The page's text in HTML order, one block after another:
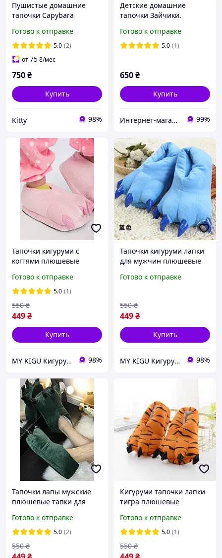
Пушистые домашние
тапочки Capybara
девушек, 35 размер
(10425)
Готово к отправке
5.0 (2)
от75₴/мес
750₴
Купить
Kitty 98%
Детские домашние
тапочки Зайчики.
детей 28 размер (18 см)
Готово к отправке
5.0 (1)
650₴
Купить
Интернет-магазин «Сокровища Востока» — качественные товары из Японии и Кореи 99%
Тапочки кигуруми с
когтями плюшевые
взрослых размер 39-45
розовый (3042)
Готово к отправке
5.0 (1)
449₴
550 ₴
Купить
MY KIGU Кигуруми для всей семьи! 98%
Тапочки кигуруми лапки
для мужчин плюшевые
размере 39-45 синий
Готово к отправке
449₴
550 ₴
Купить
MY KIGU Кигуруми для всей семьи! 98%
Тапочки лапы мужские
плюшевые тапки для
размере 39-45 зелёный
(3046)
Готово к отправке
5.0 (2)
550 ₴
Кигуруми тапочки лапки
тигра плюшевые
мужчин размер 39-45
оранжевый (3052)
Готово к отправке
5.0 (1)
550 ₴